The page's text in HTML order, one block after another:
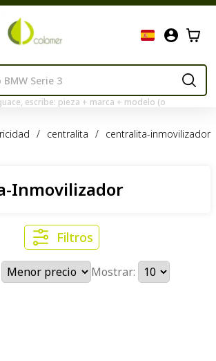
escribe: pieza + marca + modelo (o
/ centralita / centralita-inmovilizador
Inmovilizador
Filtros
Mostrar: